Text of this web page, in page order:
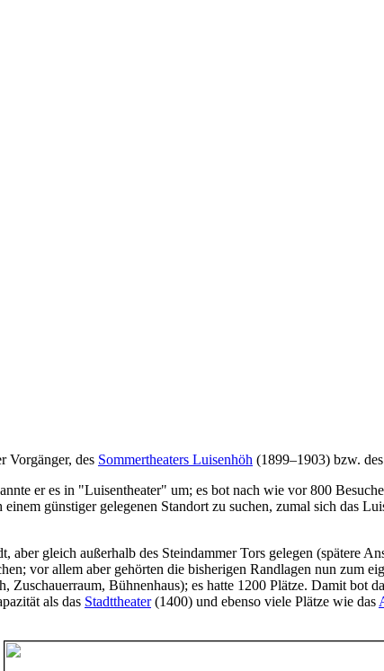
Vorgänger, des Sommertheaters Luisenhöh (1899–1903) bzw. des
er es in "Luisentheater" um; es bot nach wie vor 800
günstiger gelegenen Standort zu suchen, zumal sich das
gleich außerhalb des Steindammer Tors gelegen (spätere
vor allem aber gehörten die bisherigen Randlagen nun zum
Zuschauerraum, Bühnenhaus); es hatte 1200 Plätze. Damit bot
als das Stadttheater(1400) und ebenso viele Plätze wie das